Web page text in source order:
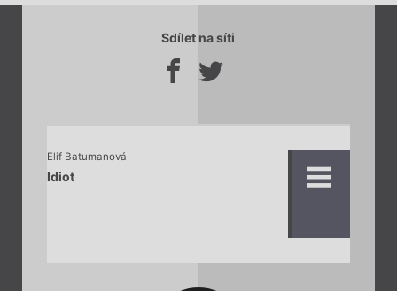
Sdílet na síti
Elif Batumanová
Idiot